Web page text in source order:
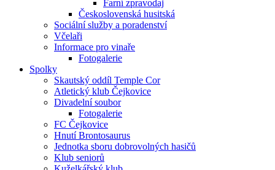
Farní zpravodaj
Československá husitská
Sociální služby a poradenství
Včelaři
Informace pro vinaře
Fotogalerie
Spolky
Skautský oddíl Temple Cor
Atletický klub Čejkovice
Divadelní soubor
Fotogalerie
FC Čejkovice
Hnutí Brontosaurus
Jednotka sboru dobrovolných hasičů
Klub seniorů